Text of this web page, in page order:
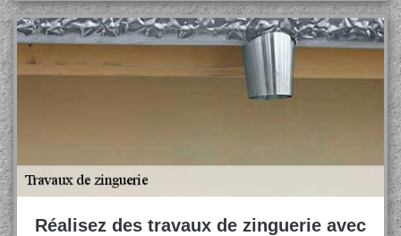
Réalisez des travaux de zinguerie avec